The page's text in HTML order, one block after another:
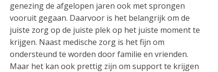
genezing de afgelopen jaren ook met sprongen
vooruit gegaan. Daarvoor is het belangrijk om de
juiste zorg op de juiste plek op het juiste moment te
krijgen. Naast medische zorg is het fijn om
ondersteund te worden door familie en vrienden.
Maar het kan ook prettig zijn om support te krijgen